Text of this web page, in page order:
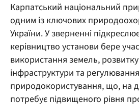
Карпатський національний
одним із ключових
України. У зверненні
керівництво установи бере
використання земель,
інфраструктури та регулювання
природокористування, що, на
потребує підвищеного рівня